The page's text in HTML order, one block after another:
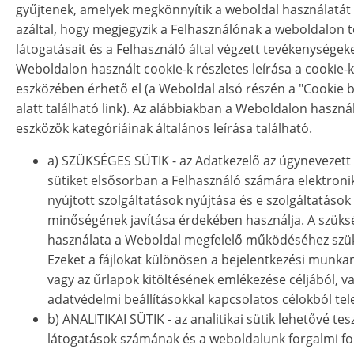
gyűjtenek, amelyek megkönnyítik a weboldal
azáltal, hogy megjegyzik a Felhasználónak a weboldalon
látogatásait és a Felhasználó által végzett
Weboldalon használt cookie-k részletes leírása a cookie-
eszközében érhető el (a Weboldal alsó részén a "Cookie
alatt található link). Az alábbiakban a Weboldalon
eszközök kategóriáinak általános leírása található.
a) SZÜKSÉGES SÜTIK - az Adatkezelő az
sütiket elsősorban a Felhasználó számára
nyújtott szolgáltatások nyújtása és e szolgáltatások
minőségének javítása érdekében használja. A
használata a Weboldal megfelelő működéséhez
Ezeket a fájlokat különösen a bejelentkezési
vagy az űrlapok kitöltésének emlékezése céljából,
adatvédelmi beállításokkal kapcsolatos célokból
b) ANALITIKAI SÜTIK - az analitikai sütik lehetővé
látogatások számának és a weboldalunk forgalmi